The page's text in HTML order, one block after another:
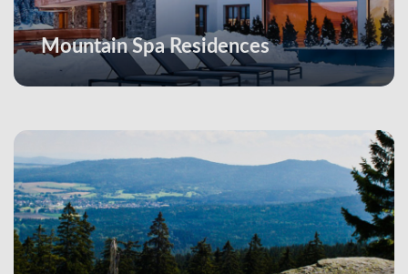
Mountain Spa Residences